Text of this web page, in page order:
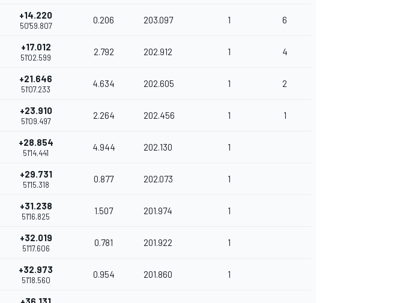
+14.220
50'59.807
0.206 203.097 1 6
+17.012
51'02.599
2.792 202.912 1 4
+21.646
51'07.233
4.634 202.605 1 2
+23.910
51'09.497
2.264 202.456 1 1
+28.854
51'14.441
4.944 202.130 1
+29.731
51'15.318
0.877 202.073 1
+31.238
51'16.825
1.507 201.974 1
+32.019
51'17.606
0.781 201.922 1
+32.973
51'18.560
0.954 201.860 1